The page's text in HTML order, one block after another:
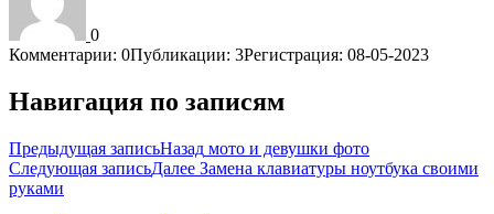
0
Комментарии: 0Публикации: 3Регистрация: 08-05-2023
Навигация по записям
Предыдущая записьНазад мото и девушки фото
Следующая записьДалее Замена клавиатуры ноутбука своими
руками